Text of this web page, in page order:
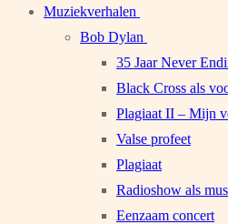
Muziekverhalen
Bob Dylan
35 Jaar Never
Black Cross als
Plagiaat II – Mijn
Valse profeet
Plagiaat
Radioshow als
Eenzaam concert